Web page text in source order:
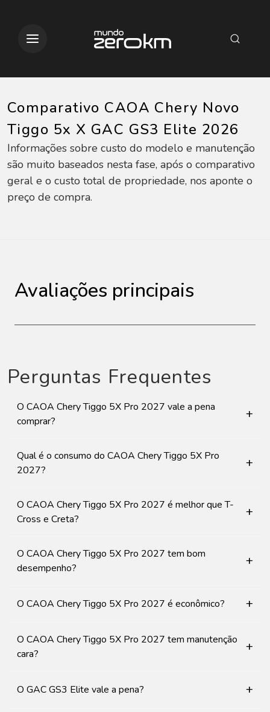
Comparativo CAOA Chery Novo
Tiggo 5x X GAC GS3 Elite 2026
Informações sobre custo do modelo e manutenção
são muito baseados nesta fase, após o comparativo
geral e o custo total de propriedade, nos aponte o
preço de compra.
Avaliações principais
Perguntas Frequentes
O CAOA Chery Tiggo 5X Pro 2027 vale a pena
comprar?
+
Qual é o consumo do CAOA Chery Tiggo 5X Pro
2027?
+
O CAOA Chery Tiggo 5X Pro 2027 é melhor que T-
Cross e Creta?
+
O CAOA Chery Tiggo 5X Pro 2027 tem bom
desempenho?
+
O CAOA Chery Tiggo 5X Pro 2027 é econômico? +
O CAOA Chery Tiggo 5X Pro 2027 tem manutenção
cara?
+
O GAC GS3 Elite vale a pena? +